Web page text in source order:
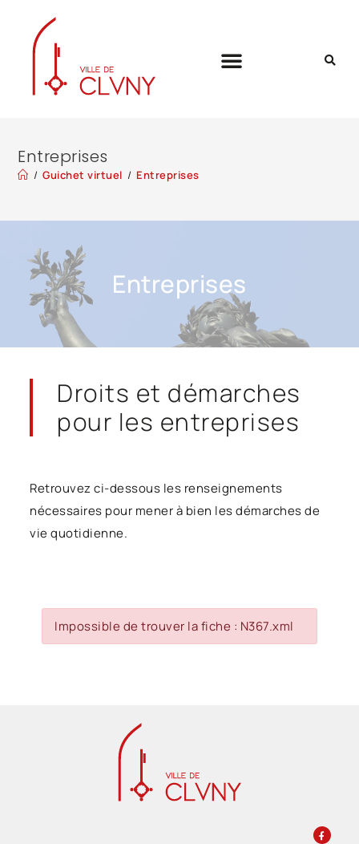
Entreprises
/ Guichet virtuel / Entreprises
Entreprises
Droits et démarches
pour les entreprises
Retrouvez ci-dessous les renseignements
nécessaires pour mener à bien les démarches de
vie quotidienne.
Impossible de trouver la fiche : N367.xml